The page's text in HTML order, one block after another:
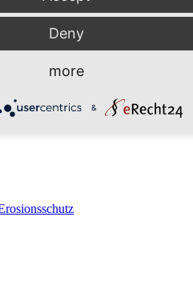
Deny
more
&